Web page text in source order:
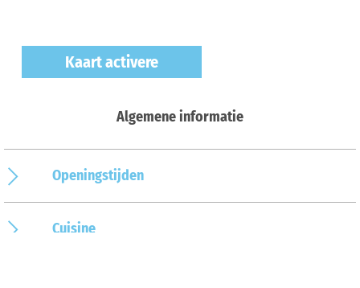
Kaart activere
Algemene informatie
Openingstijden
Cuisine